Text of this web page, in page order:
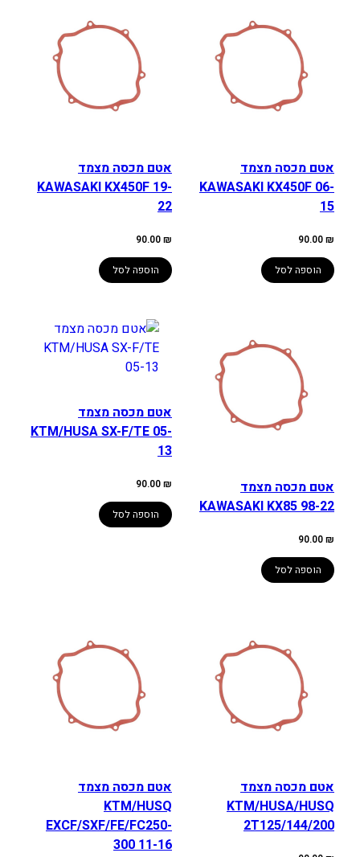
אטם מכסה מצמד
KAWASAKI KX450F 06-
15
90.00₪
הוספה לסל
אטם מכסה מצמד
KAWASAKI KX450F 19-
22
90.00₪
הוספה לסל
אטם מכסה מצמד
KAWASAKI KX85 98-22
90.00₪
הוספה לסל
אטם מכסה מצמד
KTM/HUSA SX-F/TE 05-
13
90.00₪
הוספה לסל
אטם מכסה מצמד
KTM/HUSA/HUSQ
2T125/144/200
אטם מכסה מצמד
KTM/HUSQ
EXCF/SXF/FE/FC250-
300 11-16